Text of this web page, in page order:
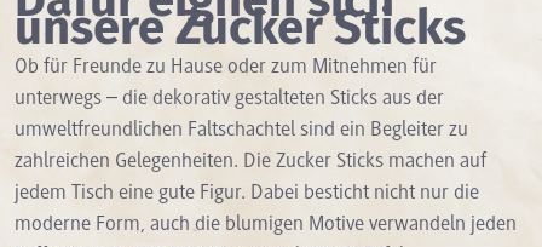
unsere Zucker Sticks
Ob für Freunde zu Hause oder zum Mitnehmen für
unterwegs – die dekorativ gestalteten Sticks aus der
umweltfreundlichen Faltschachtel sind ein Begleiter zu
zahlreichen Gelegenheiten. Die Zucker Sticks machen auf
jedem Tisch eine gute Figur. Dabei besticht nicht nur die
moderne Form, auch die blumigen Motive verwandeln jeden